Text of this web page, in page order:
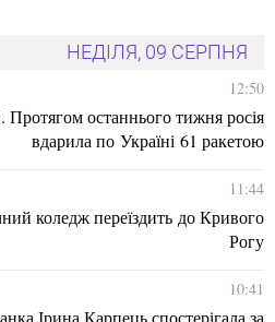
НЕДІЛЯ, 09 СЕРПНЯ
12:50
останнього тижня росія
вдарила по Україні 61 ракетою
11:44
коледж переїздить до Кривого
Рогу
10:41
Ірина Карпець спостерігала за